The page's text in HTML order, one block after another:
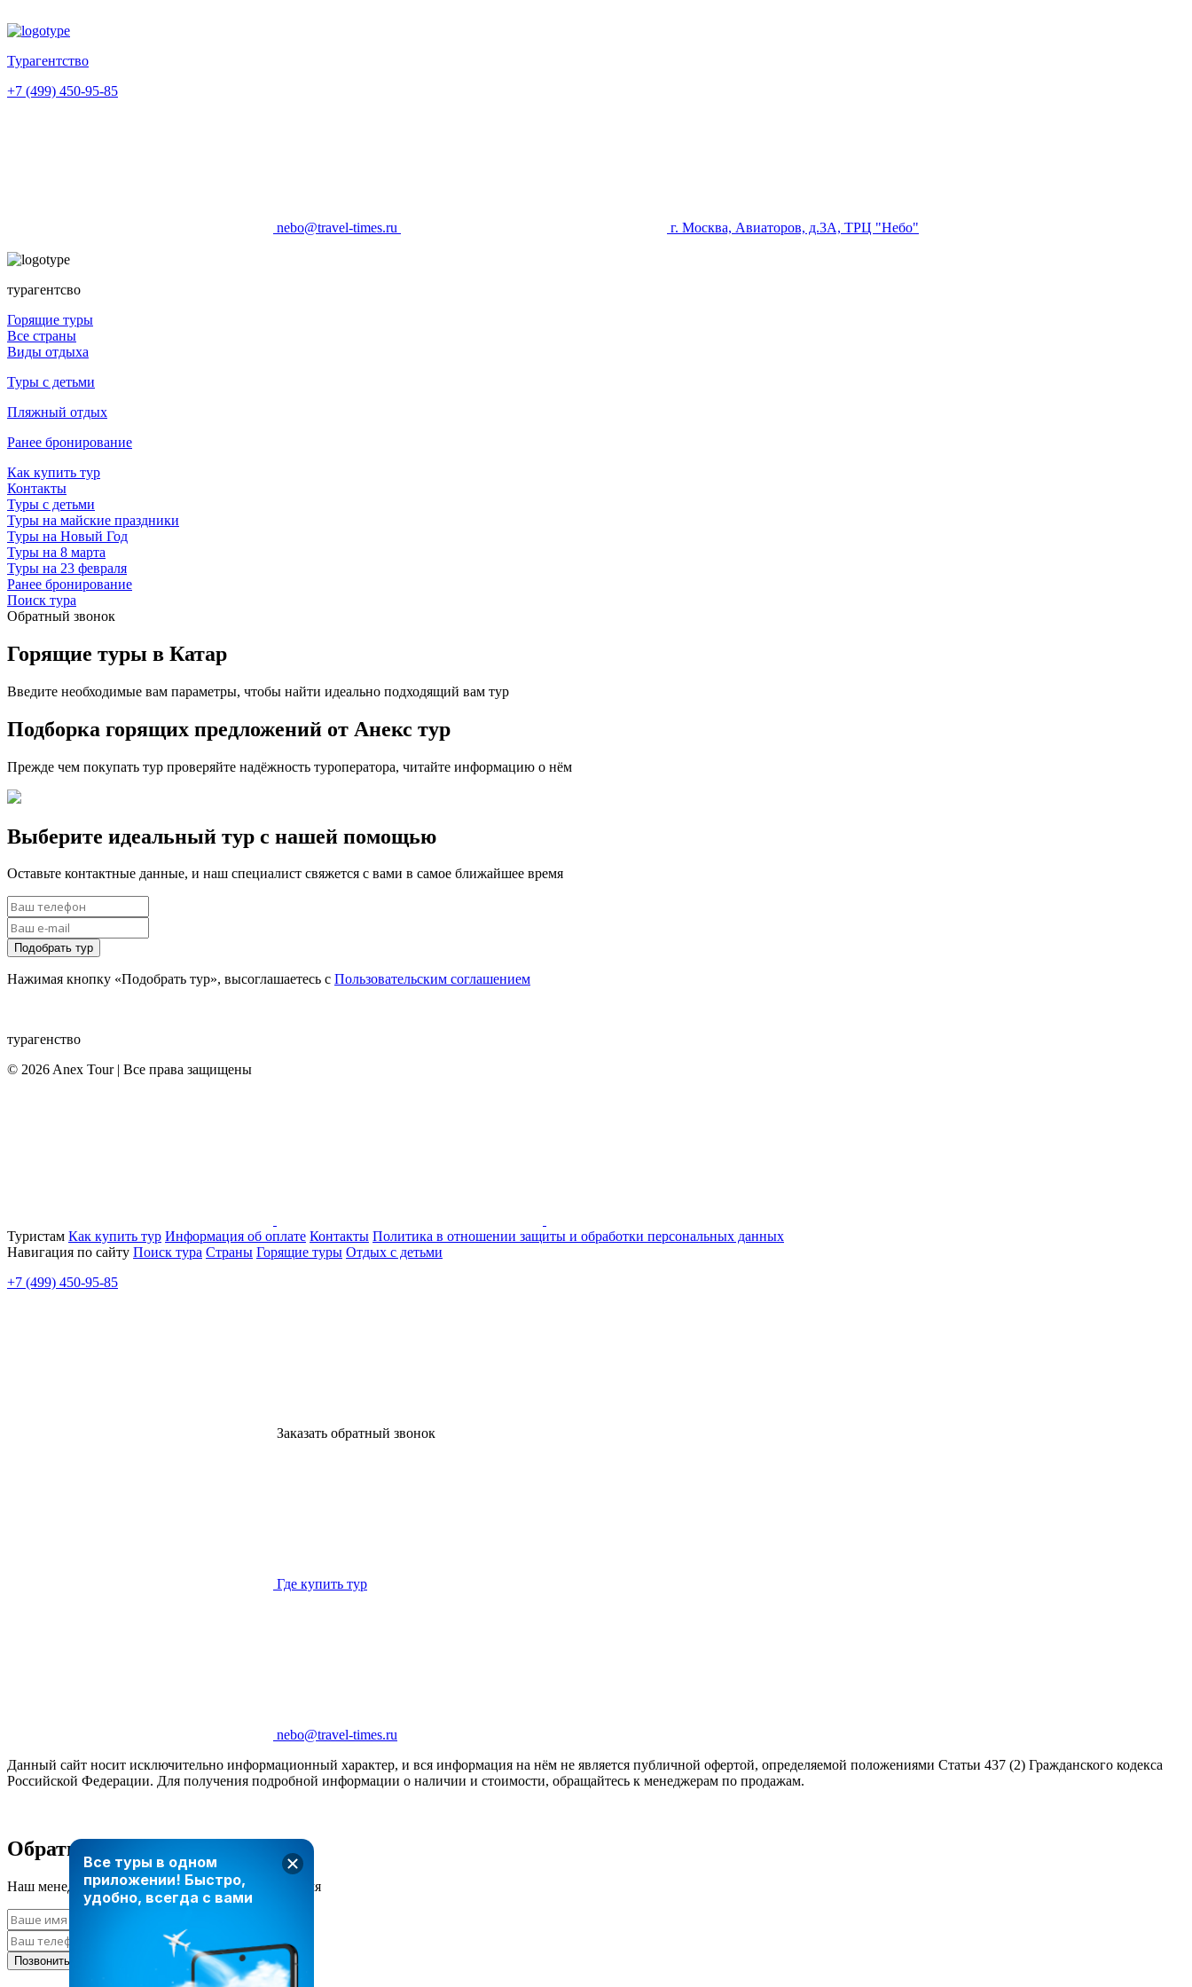
Турагентство
+7 (499) 450-95-85
nebo@travel-times.ru г. Москва, Авиаторов, д.3А, ТРЦ "Небо"
турагентсво
Горящие туры
Все страны
Виды отдыха
Туры с детьми
Пляжный отдых
Ранее бронирование
Как купить тур
Контакты
Туры с детьми
Туры на майские праздники
Туры на Новый Год
Туры на 8 марта
Туры на 23 февраля
Ранее бронирование
Поиск тура
Обратный звонок
Горящие туры в Катар
Введите необходимые вам параметры, чтобы найти идеально подходящий вам тур
Подборка горящих предложений от Анекс тур
Прежде чем покупать тур проверяйте надёжность туроператора, читайте информацию о нём
Выберите идеальный тур с нашей помощью
Оставьте контактные данные, и наш специалист свяжется с вами в самое ближайшее время
Подобрать тур
Нажимая кнопку «Подобрать тур», высоглашаетесь с Пользовательским соглашением
Все туры в одном
приложении! Быстро,
удобно, всегда с вами
турагенство
© 2026 Anex Tour | Все права защищены
Туристам Как купить тур Информация об оплате Контакты Политика в отношении защиты и обработки персональных данных
Навигация по сайту Поиск тура Страны Горящие туры Отдых с детьми
+7 (499) 450-95-85
Заказать обратный звонок
Где купить тур
nebo@travel-times.ru
Данный сайт носит исключительно информационный характер, и вся информация на нём не является публичной офертой, определяемой положениями Статьи 437 (2) Гражданского кодекса
Российской Федерации. Для получения подробной информации о наличии и стоимости, обращайтесь к менеджерам по продажам.
Обратный звонок
Наш менеджер свяжется с вами в ближайшее время
Позвонить мне